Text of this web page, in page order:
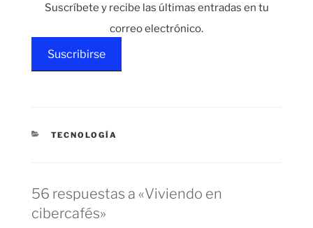
aspecto, por ejemplo,
masaje de orejas.…
Suscríbete y recibe las últimas entradas en tu
correo electrónico.
Suscribirse
CATEGORÍAS
TECNOLOGÍA
56 respuestas a «Viviendo en
cibercafés»